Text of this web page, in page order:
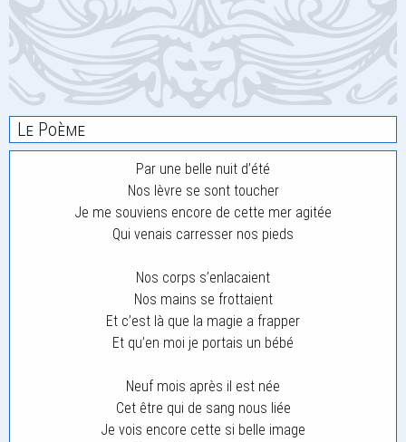
Le Poème
Par une belle nuit d’été
Nos lèvre se sont toucher
Je me souviens encore de cette mer agitée
Qui venais carresser nos pieds
Nos corps s’enlacaient
Nos mains se frottaient
Et c’est là que la magie a frapper
Et qu’en moi je portais un bébé
Neuf mois après il est née
Cet être qui de sang nous liée
Je vois encore cette si belle image